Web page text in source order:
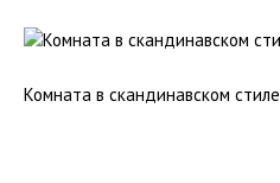
Комната в скандинавском стиле